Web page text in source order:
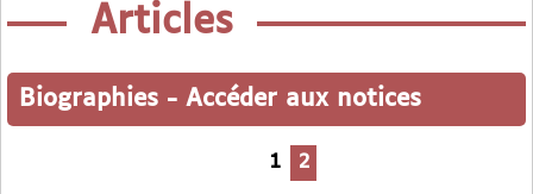
Articles
Biographies - Accéder aux notices
1 2